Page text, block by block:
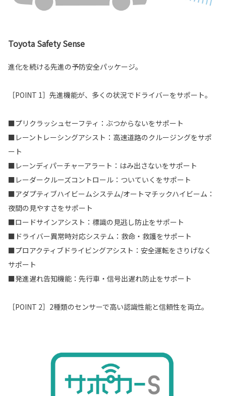
Toyota Safety Sense
進化を続ける先進の予防安全パッケージ。
［POINT 1］先進機能が、多くの状況でドライバーをサポート。
■プリクラッシュセーフティ：ぶつからないをサポート
■レーントレーシングアシスト：高速道路のクルージングをサポ
ート
■レーンディパーチャーアラート：はみ出さないをサポート
■レーダークルーズコントロール：ついていくをサポート
■アダプティブハイビームシステム/オートマチックハイビーム：
夜間の見やすさをサポート
■ロードサインアシスト：標識の見逃し防止をサポート
■ドライバー異常時対応システム：救命・救護をサポート
■プロアクティブドライビングアシスト：安全運転をさりげなく
サポート
■発進遅れ告知機能：先行車・信号出遅れ防止をサポート
［POINT 2］2種類のセンサーで高い認識性能と信頼性を両立。